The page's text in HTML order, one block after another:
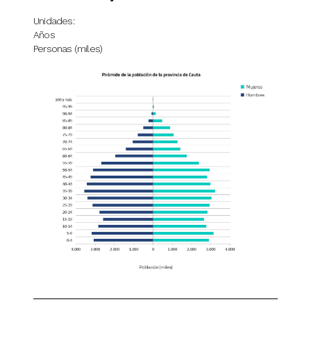
Unidades:
Años
Personas (miles)